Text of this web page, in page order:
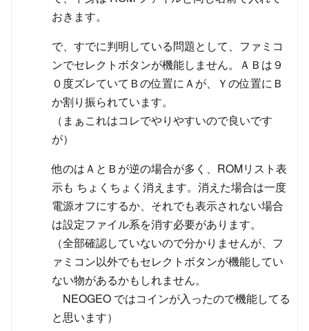
おきます。
で、すでに判明している問題として、ファミコ
ンでセレクトボタンが機能しません。ＡＢは９
０度ズレていてＢの位置にＡが、Ｙの位置にＢ
か割り振られています。
（まぁこれはコレでやりやすいので良いです
が）
他のはＡとＢが逆の場合が多く、ROMリスト表
示も ちょくちょく消えます。消えた場合は一度
電源オフにするか、それでも表示されない場合
は設定ファイル系を消す必要があります。
（全部確認していないので分かりませんが、フ
ァミコン以外でもセレクトボタンが機能してい
ない物があるかもしれません。
NEOGEO ではコインが入ったので機能してる
と思います）